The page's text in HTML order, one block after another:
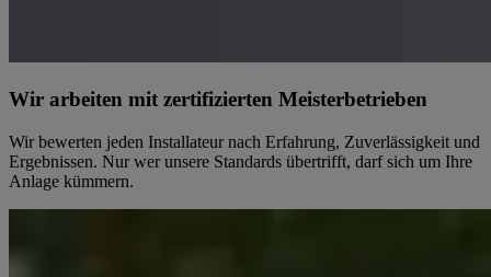
Wir arbeiten mit zertifizierten Meisterbetrieben
Wir bewerten jeden Installateur nach Erfahrung, Zuverlässigkeit und
Ergebnissen. Nur wer unsere Standards übertrifft, darf sich um Ihre
Anlage kümmern.